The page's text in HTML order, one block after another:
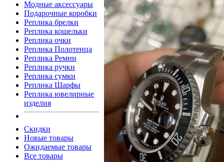
Модные аксессуары
Подарочные коробки
Реплика брелки
Реплика кошельки
Реплика очки
Реплика Полотенца
Реплика Ремни
Реплика ручки
Реплика сумки
Реплика Шарфы
Реплика ювелирные
изделия
Скидки
Новые товары
Ожидаемые товары
Все товары